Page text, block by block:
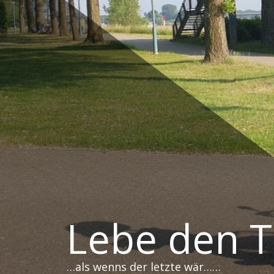
Zum
Inhalt
springen
Lebe den
…als wenns der letzte wär……